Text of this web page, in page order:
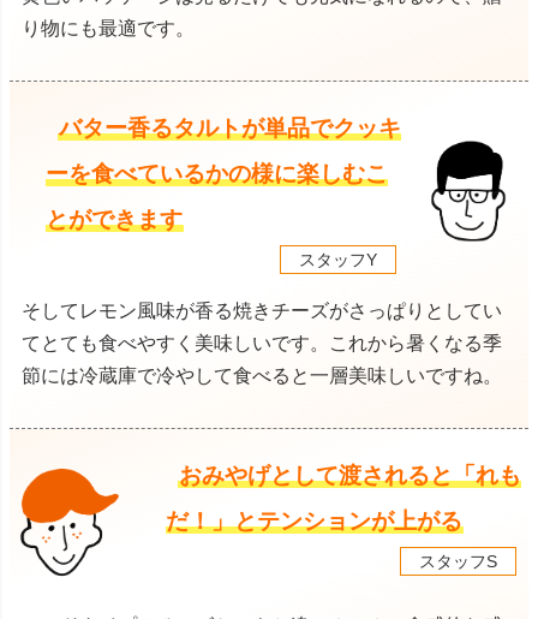
り物にも最適です。
バター香るタルトが単品でクッキ
ーを食べているかの様に楽しむこ
とができます
スタッフY
そしてレモン風味が香る焼きチーズがさっぱりとしてい
てとても食べやすく美味しいです。これから暑くなる季
節には冷蔵庫で冷やして食べると一層美味しいですね。
おみやげとして渡されると「れも
だ！」とテンションが上がる
スタッフS